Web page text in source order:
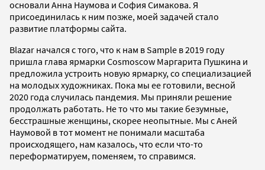
основали Анна Наумова и София Симакова. Я
присоединилась к ним позже, моей задачей стало
развитие платформы сайта.
Blazar начался с того, что к нам в Sample в 2019 году
пришла глава ярмарки Cosmoscow Маргарита Пушкина и
предложила устроить новую ярмарку, со специализацией
на молодых художниках. Пока мы ее готовили, весной
2020 года случилась пандемия. Мы приняли решение
продолжать работать. Не то что мы такие безумные,
бесстрашные женщины, скорее неопытные. Мы с Аней
Наумовой в тот момент не понимали масштаба
происходящего, нам казалось, что если что-то
переформатируем, поменяем, то справимся.